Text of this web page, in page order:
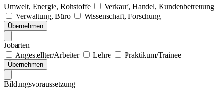
Umwelt, Energie, Rohstoffe
Verkauf, Handel, Kundenbetreuung
Verwaltung, Büro
Wissenschaft, Forschung
Übernehmen
Jobarten
Angestellter/Arbeiter
Lehre Praktikum/Trainee
Übernehmen
Bildungsvoraussetzung